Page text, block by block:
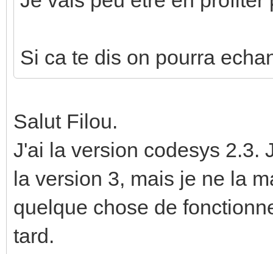
Si ca te dis on pourra
Salut Filou.
J'ai la version codesys 2.3.
la version 3, mais je ne la
quelque chose de
tard.